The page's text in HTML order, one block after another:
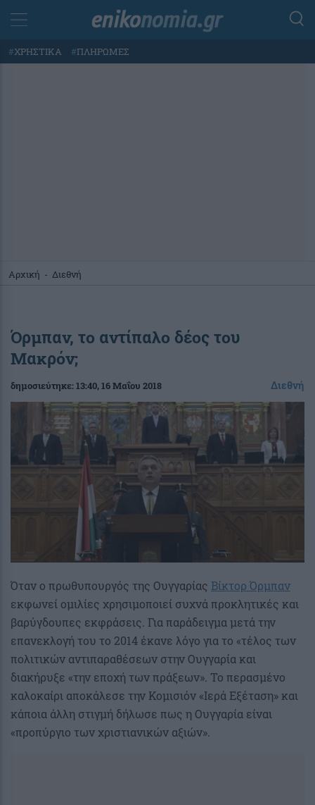
#ΧΡΗΣΤΙΚΑ #ΠΛΗΡΩΜΕΣ
Αρχική - Διεθνή
Όρμπαν, το αντίπαλο δέος του
Μακρόν;
δημοσιεύτηκε:13:40, 16 Μαΐου 2018 Διεθνή
Όταν ο πρωθυπουργός της Ουγγαρίας Βίκτορ Όρμπαν
εκφωνεί ομιλίες χρησιμοποιεί συχνά προκλητικές και
βαρύγδουπες εκφράσεις. Για παράδειγμα μετά την
επανεκλογή του το 2014 έκανε λόγο για το «τέλος των
πολιτικών αντιπαραθέσεων στην Ουγγαρία και
διακήρυξε «την εποχή των πράξεων». Το περασμένο
καλοκαίρι αποκάλεσε την Κομισιόν «Ιερά Εξέταση» και
κάποια άλλη στιγμή δήλωσε πως η Ουγγαρία είναι
«προπύργιο των χριστιανικών αξιών».